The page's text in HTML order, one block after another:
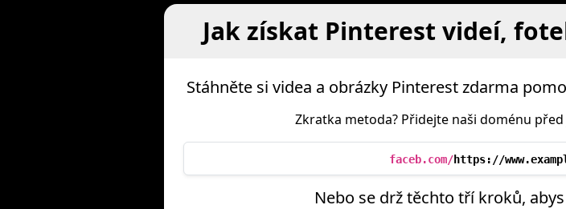
Jak získat Pinterest videí,
Stáhněte si videa a obrázky Pinterest zdarma
Zkratka metoda? Přidejte naši doménu
faceb.com/https://
Nebo se drž těchto tří kroků,